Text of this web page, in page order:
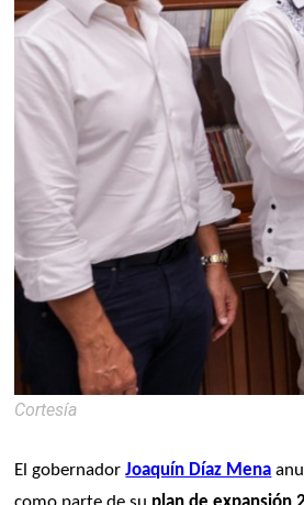
Cortesía
El gobernador Joaquín Díaz Mena